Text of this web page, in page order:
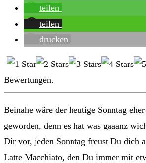
teilen
teilen
drucken
Bewertungen.
Beinahe wäre der heutige Sonntag
geworden, denn es hat was gaaanz
Dir vor, jeden Sonntag freust Du dich
Latte Macchiato, den Du immer mit